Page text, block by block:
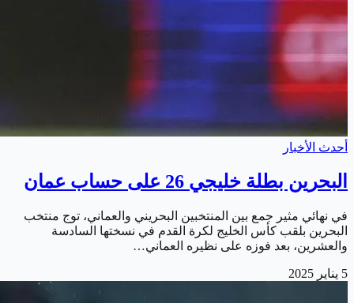
أحدث الأخبار
البحرين بطلة خليجي 26 على حساب عمان
في نهائي مثير جمع بين المنتخبين البحريني والعماني، توج منتخب
البحرين بلقب كأس الخليج لكرة القدم في نسختها السادسة
والعشرين، بعد فوزه على نظيره العماني…
5 يناير 2025